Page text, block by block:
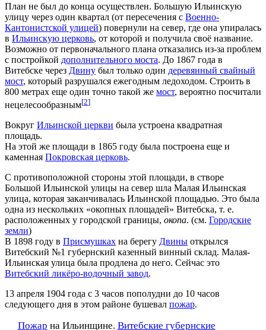
План не был до конца осуществлен. Большую Ильинскую
улицу через один квартал (от пересечения с Военно-
Кантонистской улицей) повернули на север, где она упиралась
в Ильинскую церковь, от которой и получила своё название.
Возможно от первоначального плана отказались из-за проблем
с постройкой дополнительного моста. До 1867 года в
Витебске через Двину был только один деревянный свайный
мост, который разрушался ежегодным ледоходом. Строить в
800 метрах еще один точно такой же мост, вероятно посчитали
нецелесообразным[2]
Вокруг Ильинской церкви была устроена квадратная
площадь.
На этой же площади в 1865 году была построена еще и
каменная Покровская церковь.
С противоположной стороны этой площади, в створе
Большой Ильинской улицы на север шла Малая Ильинская
улица, которая заканчивалась Ильинской площадью. Это была
одна из нескольких «окопных площадей» Витебска, т. е.
расположенных у городской границы, окопа. (см. Городские
земли)
В 1898 году в Присмушках на берегу Двины открылся
Витебский №1 губернский казенный винный склад. Малая-
Ильинская улица была продлена до него. Сейчас это
Витебский ликёро-водочный завод.
13 апреля 1904 года с 3 часов пополудни до 10 часов
следующего дня в этом районе бушевал пожар.
Пожар на Ильинщине. Витебские губернские